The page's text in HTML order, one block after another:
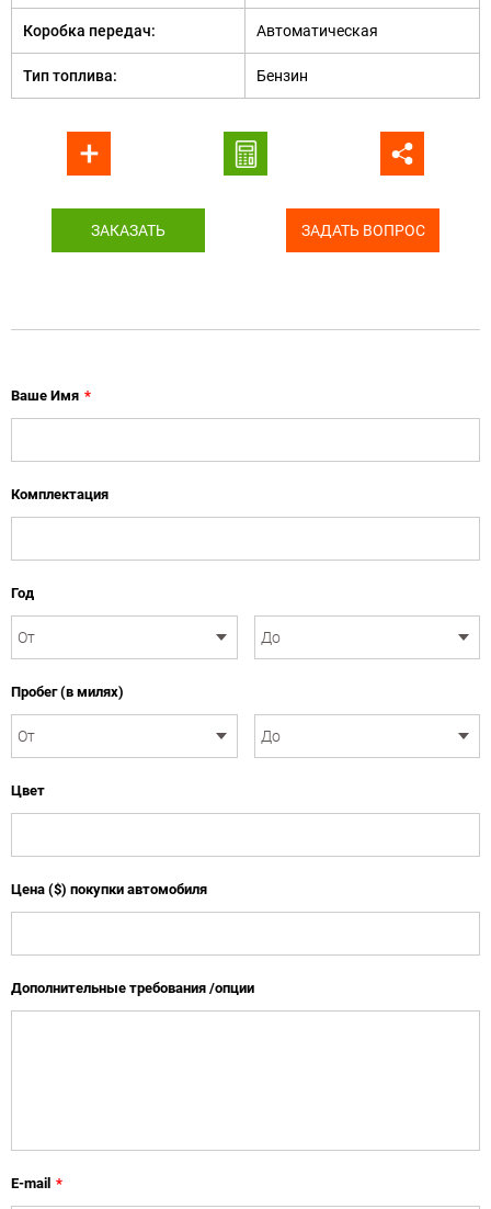
Коробка передач: Автоматическая
Тип топлива: Бензин
ЗАКАЗАТЬ ЗАДАТЬ ВОПРОС
Ваше Имя *
Комплектация
Год
Пробег (в милях)
Цвет
Цена ($) покупки автомобиля
Дополнительные требования /опции
E-mail *